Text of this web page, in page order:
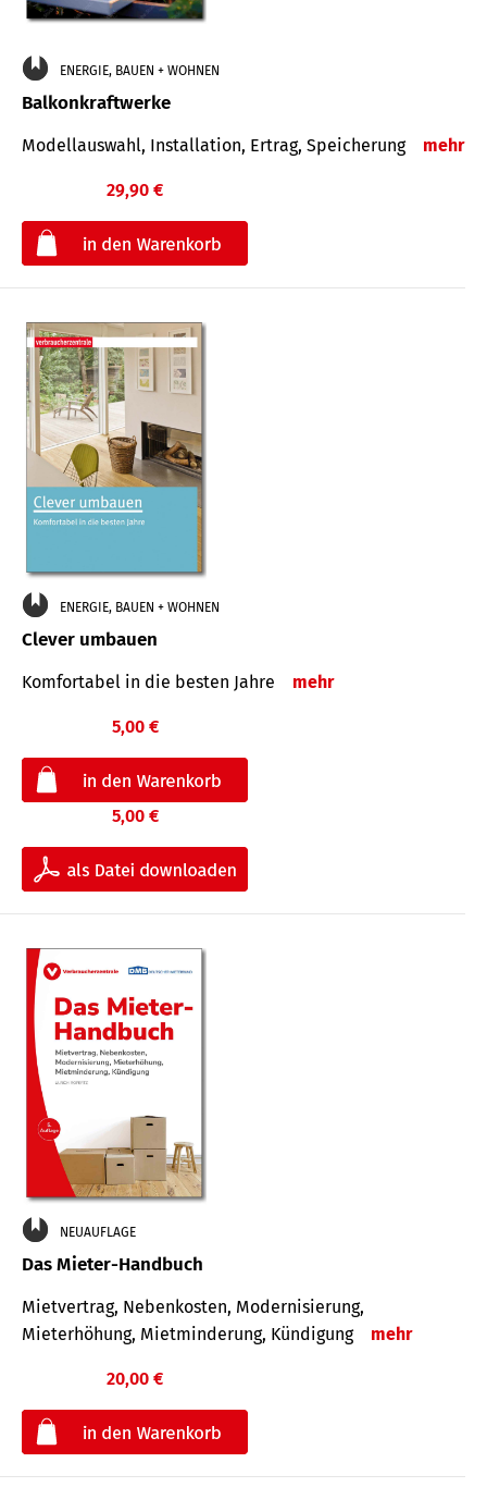
ENERGIE, BAUEN + WOHNEN
Balkonkraftwerke
Modellauswahl, Installation, Ertrag, Speicherung mehr
29,90 €
ENERGIE, BAUEN + WOHNEN
Clever umbauen
Komfortabel in die besten Jahre mehr
5,00 €
5,00 €
NEUAUFLAGE
Das Mieter-Handbuch
Mietvertrag, Nebenkosten, Modernisierung,
Mieterhöhung, Mietminderung, Kündigung
mehr
20,00 €